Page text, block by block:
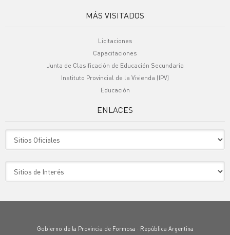
MÁS VISITADOS
Licitaciones
Capacitaciones
Junta de Clasificación de Educación Secundaria
Instituto Provincial de la Vivienda (IPV)
Educación
ENLACES
Gobierno de la Provincia de Formosa · República Argentina